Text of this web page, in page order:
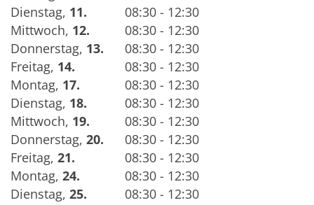
Dienstag, 11.
08:30 - 12:30
Mittwoch, 12.
08:30 - 12:30
Donnerstag, 13.
08:30 - 12:30
Freitag, 14.
08:30 - 12:30
Montag, 17.
08:30 - 12:30
Dienstag, 18.
08:30 - 12:30
Mittwoch, 19.
08:30 - 12:30
Donnerstag, 20.
08:30 - 12:30
Freitag, 21.
08:30 - 12:30
Montag, 24.
08:30 - 12:30
Dienstag, 25.
08:30 - 12:30